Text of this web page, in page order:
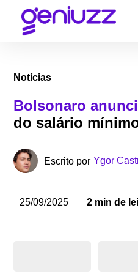
Notícias
Bolsonaro
do salário
Escrito por Ygor
25/09/2025 2 min de